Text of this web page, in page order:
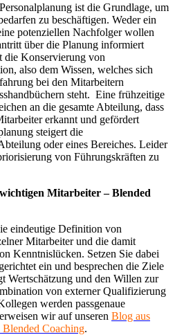
ist die Grundlage, um
zu beschäftigen. Weder ein
potenziellen Nachfolger wollen
über die Planung informiert
die Konservierung von
also dem Wissen, welches sich
bei den Mitarbeitern
steht. Eine frühzeitige
an die gesamte Abteilung, dass
erkannt und gefördert
steigert die
oder eines Bereiches. Leider
von Führungskräften zu
Mitarbeiter – Blended
eindeutige Definition von
Mitarbeiter und die damit
Kenntnislücken. Setzen Sie dabei
ein und besprechen die Ziele
Wertschätzung und den Willen zur
von externer Qualifizierung
werden passgenaue
wir auf unseren Blog aus
Blended Coaching.